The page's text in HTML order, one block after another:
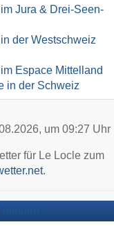
Jura & Drei-Seen-
der Westschweiz
Espace Mittelland
in der Schweiz
um 09:27 Uhr
für Le Locle zum
.